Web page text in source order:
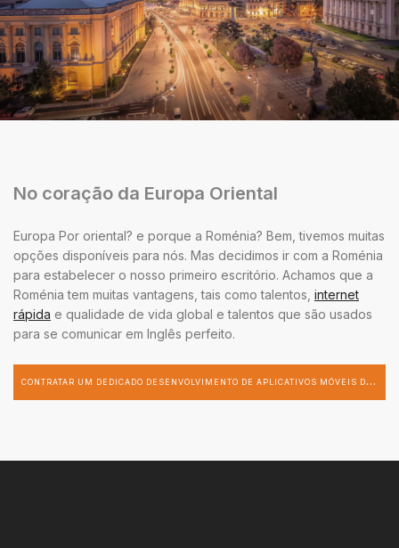
No coração da Europa Oriental
Europa Por oriental? e porque a Roménia? Bem, tivemos muitas
opções disponíveis para nós. Mas decidimos ir com a Roménia
para estabelecer o nosso primeiro escritório. Achamos que a
Roménia tem muitas vantagens, tais como talentos, internet
rápida e qualidade de vida global e talentos que são usados
para se comunicar em Inglês perfeito.
C
ONTRATAR UM DEDICADO DESENVOLVIMENTO DE APLICATIVOS MÓVEIS DESENVOLVEDOR